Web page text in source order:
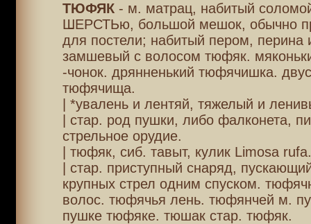
ТЮФЯК- м. матрац, набитый
ШЕРСТЬю, большой мешок, обычно
для постели; набитый пером, перина
замшевый с волосом тюфяк.
-чонок. дрянненький тюфячишка.
тюфячища.
| *увалень и лентяй, тяжелый и
| стар. род пушки, либо фалконета,
стрельное орудие.
| тюфяк, сиб. тавыт, кулик Limosa rufa.
| стар. приступный снаряд,
крупных стрел одним спуском.
волос. тюфячья лень. тюфянчей м.
пушке тюфяке. тюшак стар. тюфяк.